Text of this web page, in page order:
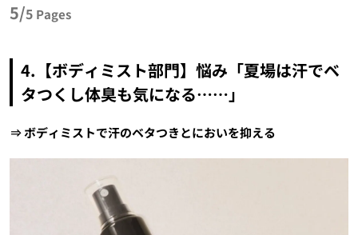
5/5 Pages
4.【ボディミスト部門】悩み「夏場は汗でベ
タつくし体臭も気になる……」
⇒ ボディミストで汗のベタつきとにおいを抑える